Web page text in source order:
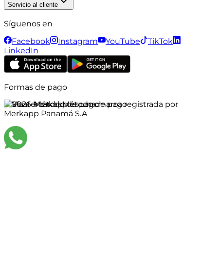
Servicio al cliente
Síguenos en
Facebook
Instagram YouTube
TikTok
LinkedIn
Formas de pago
©2026Merkapp es una marca registrada por
Merkapp Panamá S.A